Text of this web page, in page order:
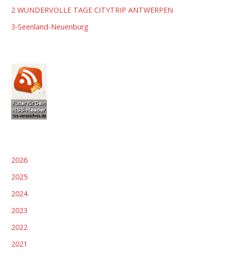
2 WUNDERVOLLE TAGE CITYTRIP ANTWERPEN
3-Seenland-Neuenburg
2026
2025
2024
2023
2022
2021